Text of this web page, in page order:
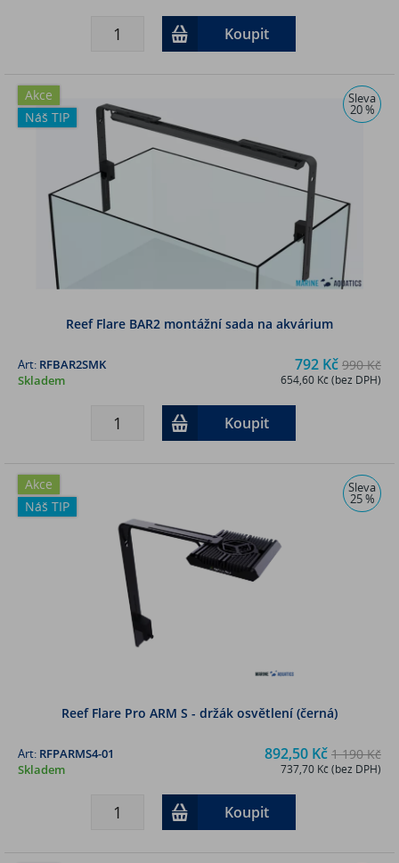
Koupit
Akce
Náš TIP
Sleva
20 %
Reef Flare BAR2 montážní sada na akvárium
792 Kč 990 Kč
654,60 Kč (bez DPH)
Art: RFBAR2SMK
Skladem
Koupit
Akce
Náš TIP
Sleva
25 %
Reef Flare Pro ARM S - držák osvětlení (černá)
892,50 Kč 1 190 Kč
737,70 Kč (bez DPH)
Art: RFPARMS4-01
Skladem
Koupit